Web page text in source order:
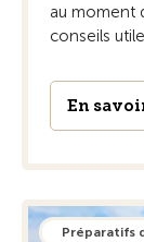
au moment
conseils
En
Préparatifs